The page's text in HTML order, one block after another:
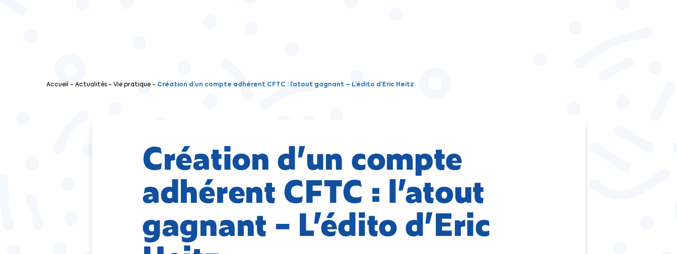
Accueil - Actualités - Vie pratique - Création d’un compte adhérent CFTC : l’atout gagnant – L’édito d’Eric Heitz
Création d’un compte
adhérent CFTC : l’atout
gagnant – L’édito d’Eric